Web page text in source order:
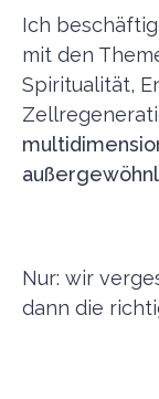
Ich
mit den
Spiritualität,
Nur: wir
dann die